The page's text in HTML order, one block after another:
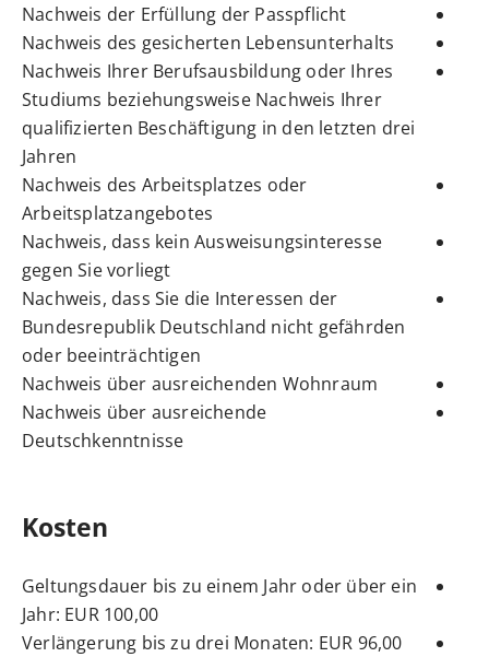
Nachweis der Erfüllung der Passpflicht
Nachweis des gesicherten Lebensunterhalts
Nachweis Ihrer Berufsausbildung oder Ihres
Studiums beziehungsweise Nachweis Ihrer
qualifizierten Beschäftigung in den letzten drei
Jahren
Nachweis des Arbeitsplatzes oder
Arbeitsplatzangebotes
Nachweis, dass kein Ausweisungsinteresse
gegen Sie vorliegt
Nachweis, dass Sie die Interessen der
Bundesrepublik Deutschland nicht gefährden
oder beeinträchtigen
Nachweis über ausreichenden Wohnraum
Nachweis über ausreichende
Deutschkenntnisse
Kosten
Geltungsdauer bis zu einem Jahr oder über ein
Jahr: EUR 100,00
Verlängerung bis zu drei Monaten: EUR 96,00